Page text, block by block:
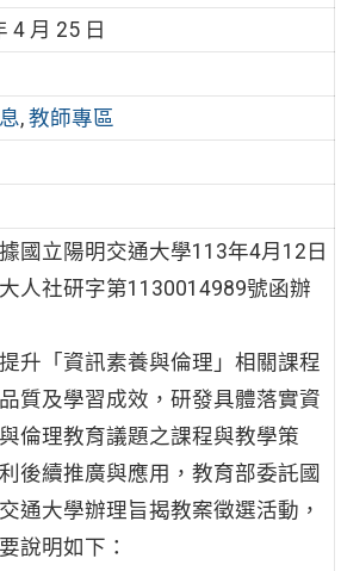
4 月 25 日
, 教師專區
國立陽明交通大學113年4月12日
人社研字第1130014989號函辦
升「資訊素養與倫理」相關課程
質及學習成效，研發具體落實資
倫理教育議題之課程與教學策
後續推廣與應用，教育部委託國
通大學辦理旨揭教案徵選活動，
說明如下：